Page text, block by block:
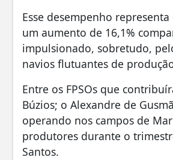
Esse desempenho
um aumento de 16,1%
impulsionado, sobretudo,
navios flutuantes de
Entre os FPSOs que
Búzios; o Alexandre de
operando nos campos de
produtores durante o
Santos.